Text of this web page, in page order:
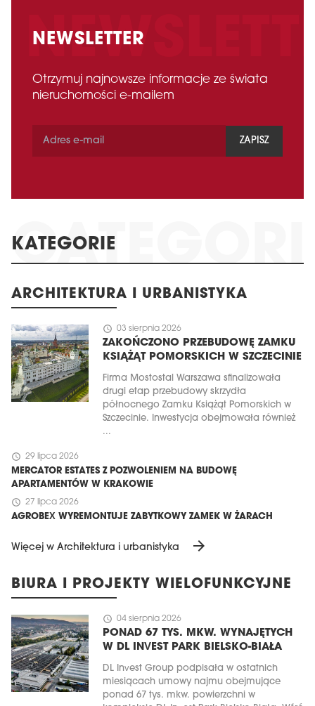
NEWSLETTER
Otrzymuj najnowsze informacje ze świata
nieruchomości e-mailem
ZAPISZ
KATEGORIE
ARCHITEKTURA I URBANISTYKA
schedule 03 sierpnia 2026
ZAKOŃCZONO PRZEBUDOWĘ ZAMKU
KSIĄŻĄT POMORSKICH W SZCZECINIE
Firma Mostostal Warszawa sfinalizowała
drugi etap przebudowy skrzydła
północnego Zamku Książąt Pomorskich w
Szczecinie. Inwestycja obejmowała również
...
schedule 29 lipca 2026
MERCATOR ESTATES Z POZWOLENIEM NA BUDOWĘ
APARTAMENTÓW W KRAKOWIE
schedule 27 lipca 2026
AGROBEX WYREMONTUJE ZABYTKOWY ZAMEK W ŻARACH
Więcej w Architektura i urbanistyka arrow_forward
BIURA I PROJEKTY WIELOFUNKCYJNE
schedule 04 sierpnia 2026
PONAD 67 TYS. MKW. WYNAJĘTYCH
W DL INVEST PARK BIELSKO-BIAŁA
DL Invest Group podpisała w ostatnich
miesiącach umowy najmu obejmujące
ponad 67 tys. mkw. powierzchni w